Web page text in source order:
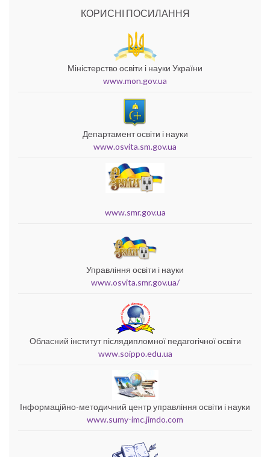
КОРИСНІ ПОСИЛАННЯ
Міністерство освіти і науки України
www.mon.gov.ua
Департамент освіти і науки
www.osvita.sm.gov.ua
www.smr.gov.ua
Управління освіти і науки
www.osvita.smr.gov.ua/
Обласний інститут післядипломної педагогічної освіти
www.soippo.edu.ua
Інформаційно-методичний центр управління освіти і науки
www.sumy-imc.jimdo.com